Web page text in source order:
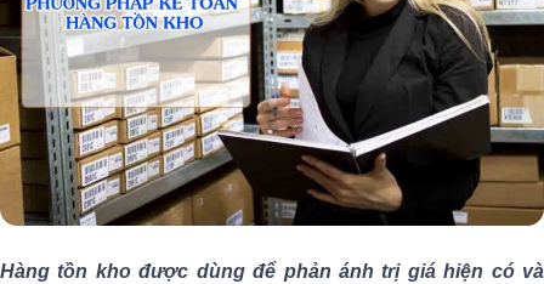
Hàng tồn kho được dùng để phản ánh trị giá hiện có và